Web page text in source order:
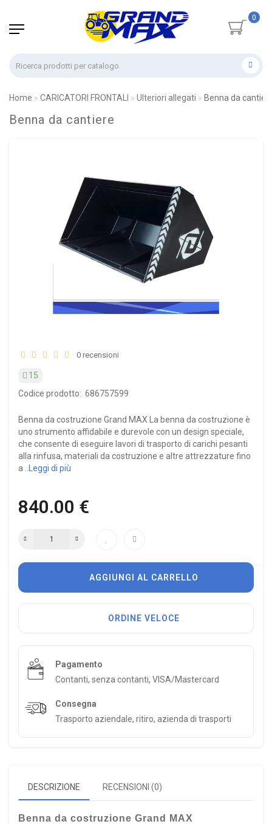
0
Home CARICATORI FRONTALI Ulteriori allegati Benna da
Benna da cantiere
0 recensioni
15
Codice prodotto: 686757599
Benna da costruzione Grand MAX La benna da costruzione è
uno strumento affidabile e durevole con un design speciale,
che consente di eseguire lavori di trasporto di carichi pesanti
alla rinfusa, materiali da costruzione e altre attrezzature fino
a ..
Leggi di più
840.00 €
AGGIUNGI AL CARRELLO
ORDINE VELOCE
Pagamento
Contanti, senza contanti, VISA/Mastercard
Consegna
Trasporto aziendale, ritiro, azienda di trasporti
DESCRIZIONE RECENSIONI (0)
Benna da costruzione Grand MAX